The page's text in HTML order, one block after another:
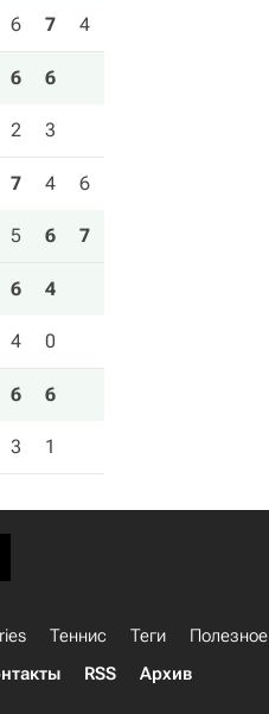
6 7 4
6 6
2 3
7 4 6
5 6 7
6 4
4 0
6 6
3 1
Теннис Теги
Полезное
RSS Архив